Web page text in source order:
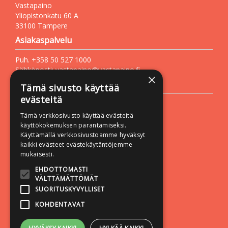
Vastapaino
Yliopistonkatu 60 A
33100 Tampere
Asiakaspalvelu
Puh. +358 50 527 1000
Sähköposti:vastapaino@vastapaino.fi
Lisätietoa
Toimitusehdot
Käyttöohjeet
Tietosuojaseloste
Saavutettavuusseloste
×
Tämä sivusto käyttää
evästeitä
Tämä verkkosivusto käyttää evästeitä
käyttökokemuksen parantamiseksi.
Käyttämällä verkkosivustoamme hyväksyt
kaikki evästeet evästekäytäntöjemme
mukaisesti.
EHDOTTOMASTI
VÄLTTÄMÄTTÖMÄT
SUORITUSKYVYLLISET
KOHDENTAVAT